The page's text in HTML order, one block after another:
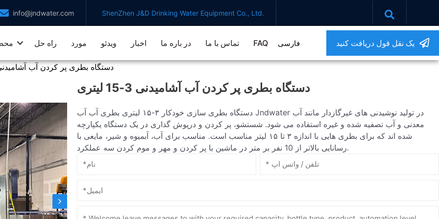
info@jndwater.com ShenZhen J&D Drinking Water Equipment Co., Ltd.
راه حل مورد ویدئو اخبار در باره ما تماس با ما FAQ فارسی یک نقل قول دریافت کنید
دستگاه بطری پر کردن آب آشامیدنی 3-15
دستگاه بطری پر کردن آب آشامیدنی 3-15 لیتری
دستگاه بطری سازی خودکار ۳-۱۵ لیتری بطری آب آب Jndwater در تولید نوشیدنی های غیرگازدار مانند آب
معدنی و آب تصفیه شده و غیره استفاده می شود. شستشو، پر کردن و درپوش گذاری در یک دستگاه یکپارچه
شده اند که برای بطری هایی با اندازه ۳ تا ۱۵ لیتر مناسب است. مناسب برای آب، آبمیوه و شیر، مایعی با
رسانایی بالاتر از 10 نفر بر متر در ماشین با پر کردن و مهر و موم کردن سه عملکرد.